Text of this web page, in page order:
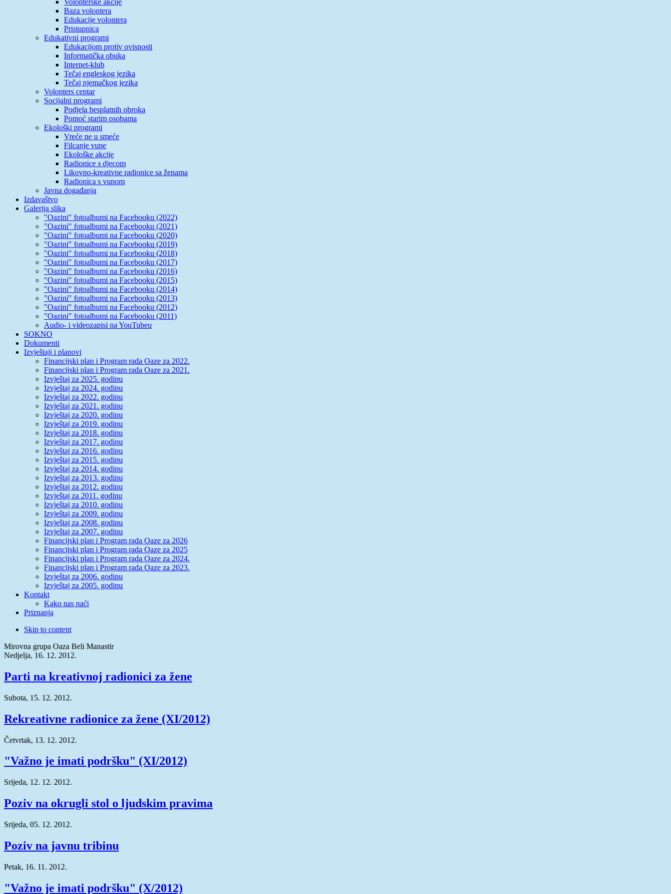
Baza volontera
Edukacije volontera
Pristupnica
Edukativni programi
Edukacijom protiv ovisnosti
Informatička obuka
Internet-klub
Tečaj engleskog jezika
Tečaj njemačkog jezika
Volonters centar
Socijalni programi
Podjela besplatnih obroka
Pomoć starim osobama
Ekološki programi
Vreće ne u smeće
Filcanje vune
Ekološke akcije
Radionice s djecom
Likovno-kreativne radionice sa ženama
Radionica s vunom
Javna događanja
Izdavaštvo
Galerija slika
"Oazini" fotoalbumi na Facebooku (2022)
"Oazini" fotoalbumi na Facebooku (2021)
"Oazini" fotoalbumi na Facebooku (2020)
"Oazini" fotoalbumi na Facebooku (2019)
"Oazini" fotoalbumi na Facebooku (2018)
"Oazini" fotoalbumi na Facebooku (2017)
"Oazini" fotoalbumi na Facebooku (2016)
"Oazini" fotoalbumi na Facebooku (2015)
"Oazini" fotoalbumi na Facebooku (2014)
"Oazini" fotoalbumi na Facebooku (2013)
"Oazini" fotoalbumi na Facebooku (2012)
"Oazini" fotoalbumi na Facebooku (2011)
Audio- i videozapisi na YouTubeu
SOKNO
Dokumenti
Izvještaji i planovi
Financijski plan i Program rada Oaze za 2022.
Financijski plan i Program rada Oaze za 2021.
Izvještaj za 2025. godinu
Izvještaj za 2024. godinu
Izvještaj za 2022. godinu
Izvještaj za 2021. godinu
Izvještaj za 2020. godinu
Izvještaj za 2019. godinu
Izvještaj za 2018. godinu
Izvještaj za 2017. godinu
Izvještaj za 2016. godinu
Izvještaj za 2015. godinu
Izvještaj za 2014. godinu
Izvještaj za 2013. godinu
Izvještaj za 2012. godinu
Izvještaj za 2011. godinu
Izvještaj za 2010. godinu
Izvještaj za 2009. godinu
Izvještaj za 2008. godinu
Izvještaj za 2007. godinu
Financijski plan i Program rada Oaze za 2026
Financijski plan i Program rada Oaze za 2025
Financijski plan i Program rada Oaze za 2024.
Financijski plan i Program rada Oaze za 2023.
Izvještaj za 2006. godinu
Izvještaj za 2005. godinu
Kontakt
Kako nas naći
Priznanja
Skip to content
Mirovna grupa Oaza Beli Manastir
Nedjelja, 16. 12. 2012.
Parti na kreativnoj radionici za žene
Subota, 15. 12. 2012.
Rekreativne radionice za žene (XI/2012)
Četvrtak, 13. 12. 2012.
"Važno je imati podršku" (XI/2012)
Srijeda, 12. 12. 2012.
Poziv na okrugli stol o ljudskim pravima
Srijeda, 05. 12. 2012.
Poziv na javnu tribinu
Petak, 16. 11. 2012.
"Važno je imati podršku" (X/2012)